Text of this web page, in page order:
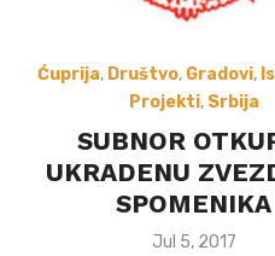
Ćuprija, Društvo, Gradovi,
Projekti, Srbija
SUBNOR
UKRADENU
SPOMENIKA
Posted
Jul 5, 2017